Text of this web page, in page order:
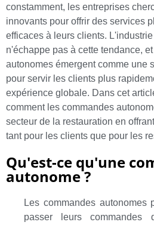
constamment, les entreprises
innovants pour offrir des services
efficaces à leurs clients.
n'échappe pas à cette tendance,
autonomes émergent comme une
pour servir les clients plus
expérience globale. Dans cet
comment les commandes
secteur de la restauration en
tant pour les clients que pour les
Qu'est-ce qu'une
autonome ?
Les commandes autonomes
passer leurs commandes